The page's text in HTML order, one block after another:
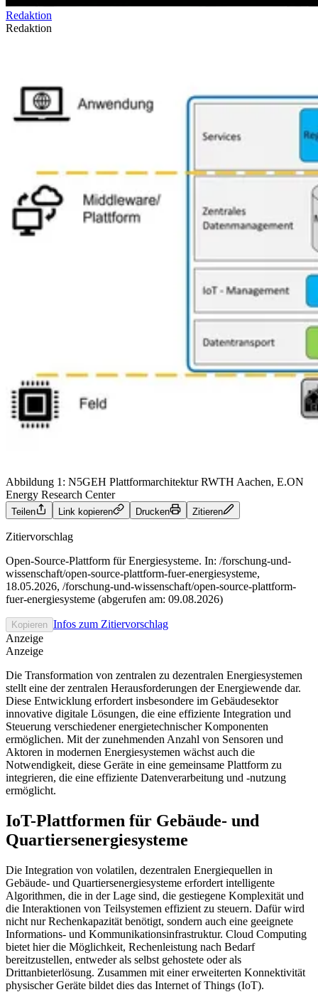
Redaktion
Redaktion
Abbildung 1: N5GEH PlattformarchitekturRWTH Aachen, E.ON
Energy Research Center
Teilen Link kopieren Drucken Zitieren
Zitiervorschlag
Open-Source-Plattform für Energiesysteme. In: /forschung-und-
wissenschaft/open-source-plattform-fuer-energiesysteme,
18.05.2026, /forschung-und-wissenschaft/open-source-plattform-
fuer-energiesysteme (abgerufen am: 09.08.2026)
Kopieren Infos zum Zitiervorschlag
Anzeige
Anzeige
Die Transformation von zentralen zu dezentralen Energiesystemen
stellt eine der zentralen Herausforderungen der Energiewende dar.
Diese Entwicklung erfordert insbesondere im Gebäudesektor
innovative digitale Lösungen, die eine effiziente Integration und
Steuerung verschiedener energietechnischer Komponenten
ermöglichen. Mit der zunehmenden Anzahl von Sensoren und
Aktoren in modernen Energiesystemen wächst auch die
Notwendigkeit, diese Geräte in eine gemeinsame Plattform zu
integrieren, die eine effiziente Datenverarbeitung und -nutzung
ermöglicht.
IoT-Plattformen für Gebäude- und
Quartiersenergiesysteme
Die Integration von volatilen, dezentralen Energiequellen in
Gebäude- und Quartiers­energiesysteme erfordert intelligente
Algorithmen, die in der Lage sind, die gestiegene Komplexität und
die Interaktionen von Teilsystemen effizient zu steuern. Dafür wird
nicht nur Rechenkapazität benötigt, sondern auch eine geeignete
Informations- und Kommunikationsinfrastruktur. Cloud Computing
bietet hier die Möglichkeit, Rechenleistung nach Bedarf
bereitzustellen, entweder als selbst gehostete oder als
Drittanbieterlösung. Zusammen mit einer erweiterten Konnektivität
physischer Geräte bildet dies das Internet of Things (IoT).